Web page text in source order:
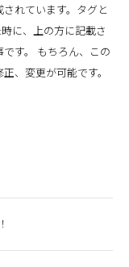
れています。タグと
に、上の方に記載さ
す。 もちろん、この
、変更が可能です。